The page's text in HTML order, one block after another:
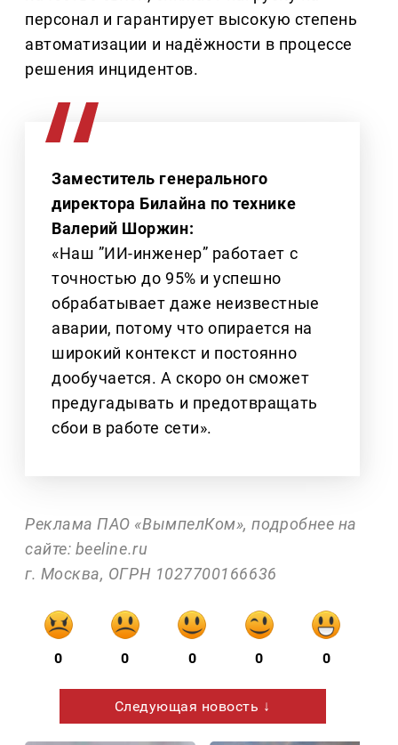
персонал и гарантирует высокую степень
автоматизации и надёжности в процессе
решения инцидентов.
Заместитель генерального
директора Билайна по технике
Валерий Шоржин:
«Наш ”ИИ-инженер” работает с
точностью до 95% и успешно
обрабатывает даже неизвестные
аварии, потому что опирается на
широкий контекст и постоянно
дообучается. А скоро он сможет
предугадывать и предотвращать
сбои в работе сети».
Реклама ПАО «ВымпелКом», подробнее на
сайте: beeline.ru
г. Москва, ОГРН 1027700166636
0 0 0 0 0
Следующая новость ↓